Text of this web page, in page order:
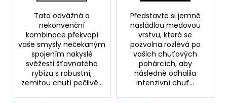
Tato odvážná a
nekonvenční
kombinace překvapí
vaše smysly nečekaným
spojením nakyslé
svěžesti šťavnatého
rybízu s robustní,
zemitou chutí pečlivě...
Představte si jemně
nasládlou medovou
vrstvu, která se
pozvolna rozlévá po
vašich chuťových
pohárcích, aby
následně odhalila
intenzivní chuť...